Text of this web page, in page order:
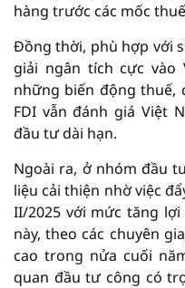
hàng trước các mốc
Đồng thời, phù hợp với
giải ngân tích cực vào
những biến động thuế,
FDI vẫn đánh giá Việt
đầu tư dài hạn.
Ngoài ra, ở nhóm đầu
liệu cải thiện nhờ việc
II/2025 với mức tăng lợi
này, theo các chuyên
cao trong nửa cuối
quan đầu tư công có